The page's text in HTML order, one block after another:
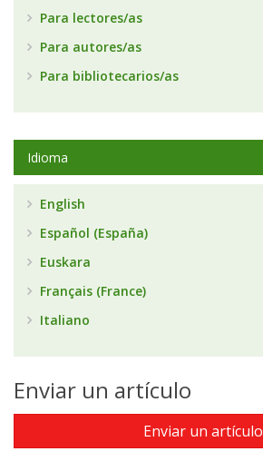
Para lectores/as
Para autores/as
Para bibliotecarios/as
Idioma
English
Español (España)
Euskara
Français (France)
Italiano
Enviar un artículo
Enviar un artículo